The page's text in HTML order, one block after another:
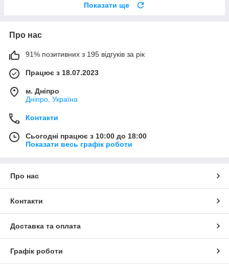
Показати ще
Про нас
91% позитивних з 195 відгуків за рік
Працює з 18.07.2023
м. Дніпро
Дніпро, Україна
Контакти
Сьогодні працює з 10:00 до 18:00
Показати весь графік роботи
Про нас
Контакти
Доставка та оплата
Графік роботи